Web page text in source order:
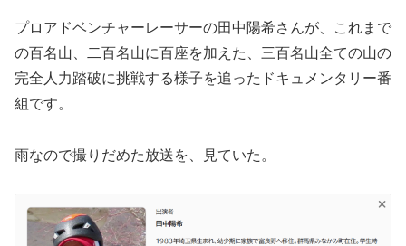
プロアドベンチャーレーサーの田中陽希さんが、これまで
の百名山、二百名山に百座を加えた、三百名山全ての山の
完全人力踏破に挑戦する様子を追ったドキュメンタリー番
組です。
雨なので撮りだめた放送を、見ていた。